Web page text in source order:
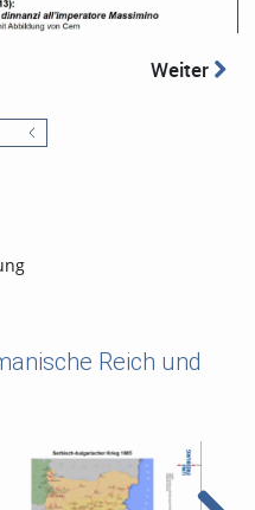
Weiter
Reich und